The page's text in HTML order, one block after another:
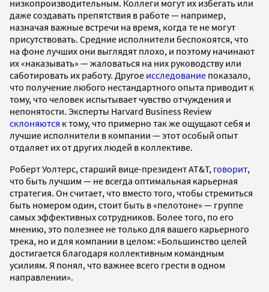
низкопроизводительным. Коллеги могут их избегать или
даже создавать препятствия в работе — например,
назначая важные встречи на время, когда те не могут
присутствовать. Средние исполнители беспокоятся, что
на фоне лучших они выглядят плохо, и поэтому начинают
их «наказывать» — жаловаться на них руководству или
саботировать их работу. Другое исследование показало,
что получение любого нестандартного опыта приводит к
тому, что человек испытывает чувство отчуждения и
непонятости. Эксперты Harvard Business Review
склоняются к тому, что примерно так же ощущают себя и
лучшие исполнители в компании — этот особый опыт
отдаляет их от других людей в коллективе.
Роберт Уолтерс, старший вице-президент AT&T, говорит,
что быть лучшим — не всегда оптимальная карьерная
стратегия. Он считает, что вместо того, чтобы стремиться
быть номером один, стоит быть в «пелотоне» — группе
самых эффективных сотрудников. Более того, по его
мнению, это полезнее не только для вашего карьерного
трека, но и для компании в целом: «Большинство целей
достигается благодаря коллективным командным
усилиям. Я понял, что важнее всего грести в одном
направлении».